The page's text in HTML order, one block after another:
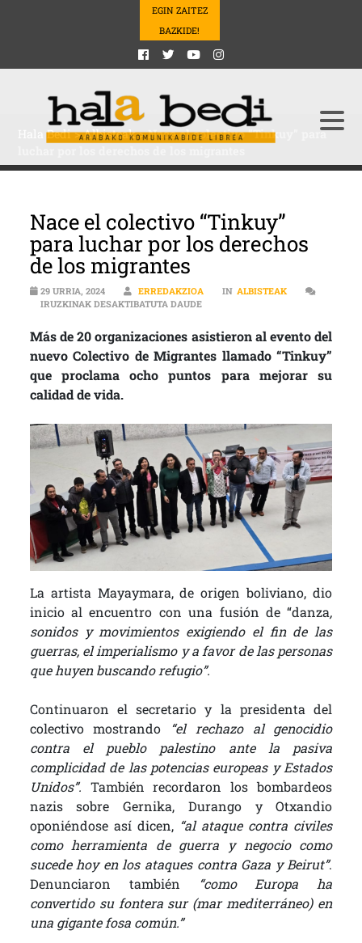
EGIN ZAITEZ
BAZKIDE!
Hala Bedi>Albisteak>Nace el colectivo “Tinkuy” para
Nace el colectivo “Tinkuy”
para luchar por los derechos
de los migrantes
29 URRIA, 2024 ERREDAKZIOA IN ALBISTEAK
IRUZKINAK DESAKTIBATUTA DAUDENACE EL COLECTIVO “TINKUY”
Más de 20 organizaciones asistieron al evento del
nuevo Colectivo de Migrantes llamado “Tinkuy”
que proclama ocho puntos para mejorar su
calidad de vida.
La artista Mayaymara, de origen boliviano, dio
inicio al encuentro con una fusión de “danza,
sonidos y movimientos exigiendo el fin de las
guerras, el imperialismo y a favor de las personas
que huyen buscando refugio”.
Continuaron el secretario y la presidenta del
colectivo mostrando “el rechazo al genocidio
contra el pueblo palestino ante la pasiva
complicidad de las potencias europeas y Estados
Unidos”. También recordaron los bombardeos
nazis sobre Gernika, Durango y Otxandio
oponiéndose así dicen, “al ataque contra civiles
como herramienta de guerra y negocio como
sucede hoy en los ataques contra Gaza y Beirut”.
Denunciaron también “como Europa ha
convertido su fontera sur (mar mediterráneo) en
una gigante fosa común.”